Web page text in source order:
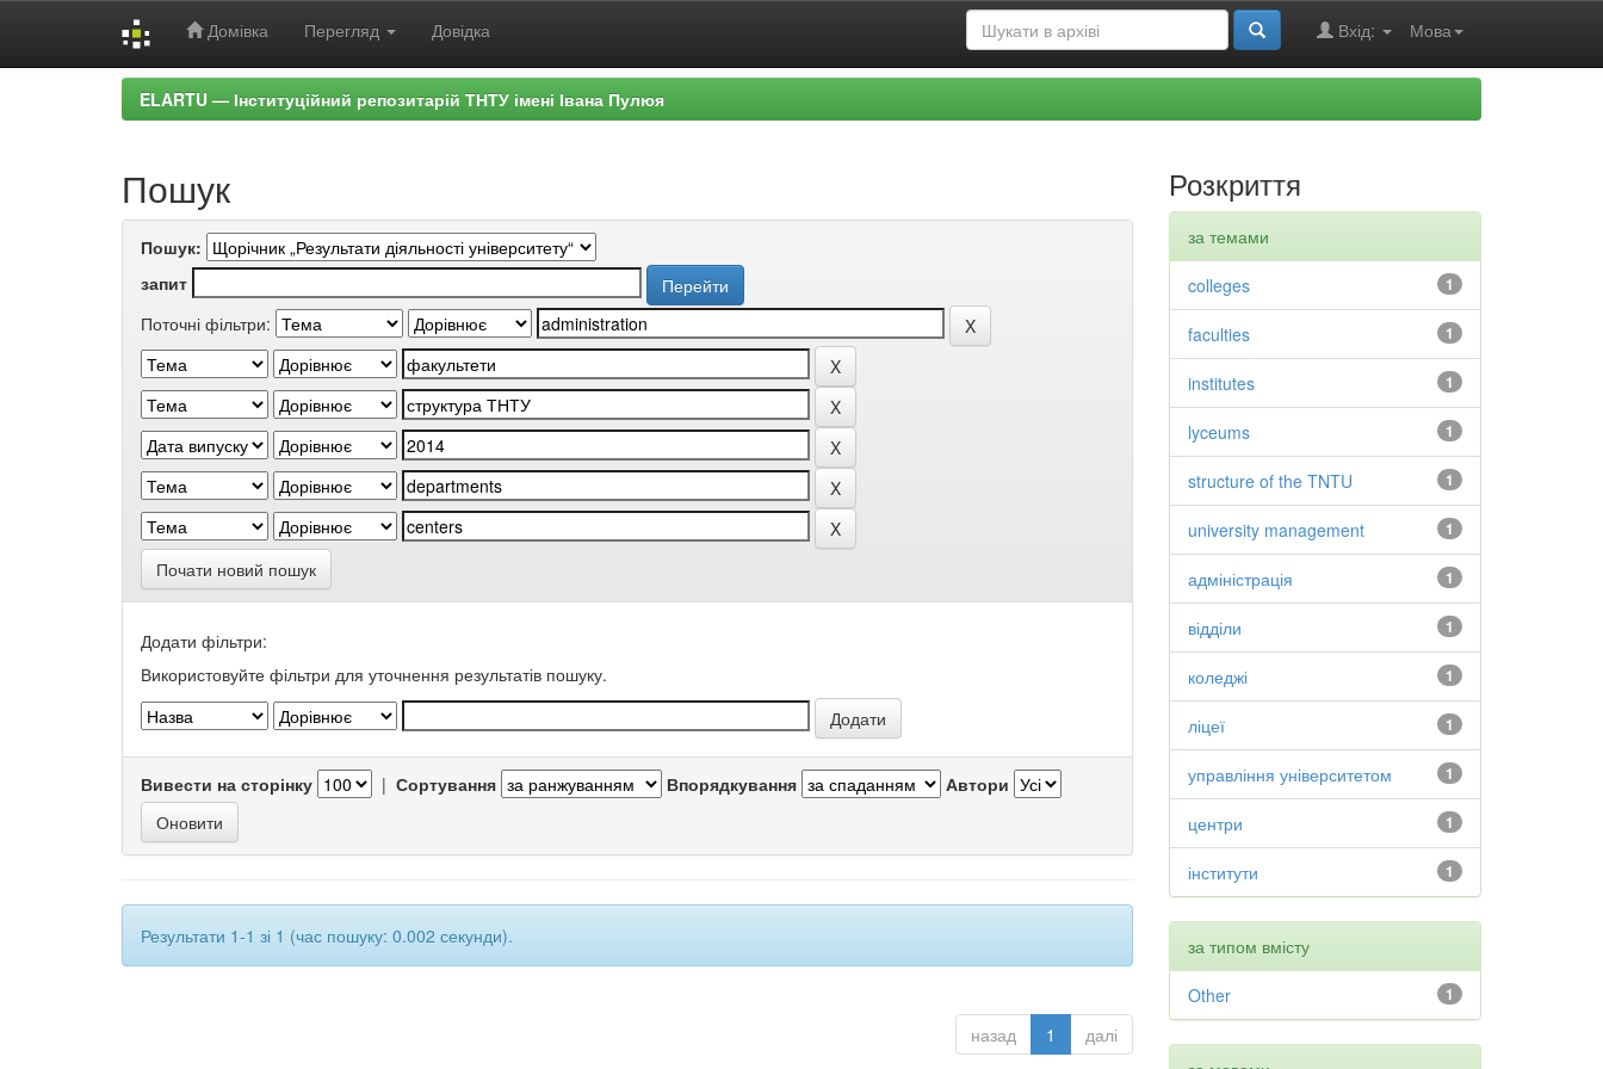
Домівка Перегляд Довідка Мова
Вхід:
ELARTU — Інституційний репозитарій ТНТУ імені Івана Пулюя
Пошук
Пошук:
запит
Поточні фільтри:
Почати новий пошук
Додати фільтри:
Використовуйте фільтри для уточнення результатів пошуку.
Вивести на сторінку | Сортування Впорядкування Автори
Результати 1-1 зі 1 (час пошуку: 0.002 секунди).
назад 1 далі
Розкриття
за темами
1
colleges
1
faculties
1
institutes
1
lyceums
1
structure of the TNTU
1
university management
1
адміністрація
1
відділи
1
коледжі
1
ліцеї
1
управління університетом
1
центри
1
інститути
за типом вмісту
1
Other